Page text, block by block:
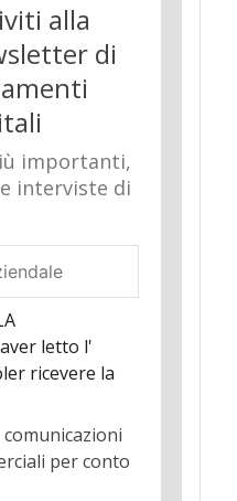
alla
di
importanti,
interviste di
letto l'
ricevere la
per conto